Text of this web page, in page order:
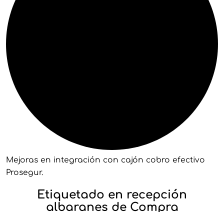
Mejoras en integración con cajón cobro efectivo
Prosegur.
Etiquetado en recepción
albaranes de Compra